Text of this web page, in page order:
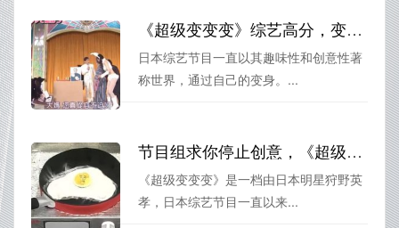
《超级变变变》综艺高分，变身秀出你的魅力
日本综艺节目一直以其趣味性和创意性著
称世界，通过自己的变身。...
节目组求你停止创意，《超级变变变》国语在线观看
《超级变变变》是一档由日本明星狩野英
孝，日本综艺节目一直以来...